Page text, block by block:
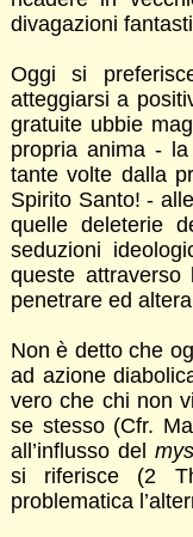
divagazioni
Oggi si
atteggiarsi a
gratuite ubbie
propria anima -
tante volte dalla
Spirito Santo! -
quelle deleterie
seduzioni
queste
penetrare ed
Non è detto che
ad azione
vero che chi non
se stesso (Cfr.
all’influsso del
si riferisce (2
problematica